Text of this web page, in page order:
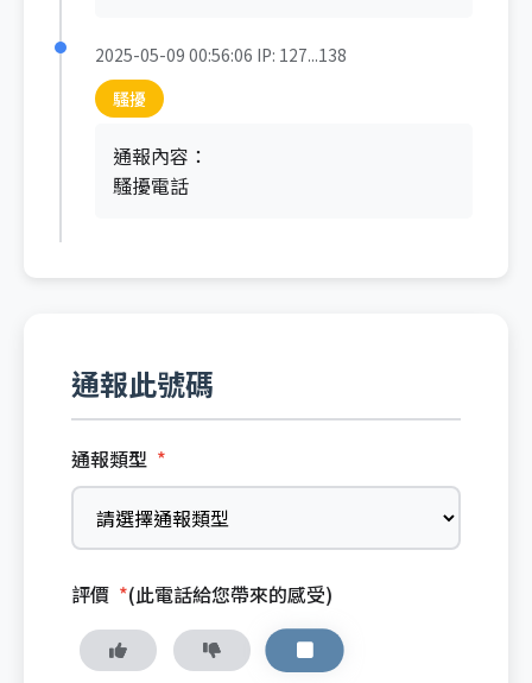
2025-05-09 00:56:06 IP: 127...138
騷擾
通報內容：
騷擾電話
通報此號碼
通報類型 *
評價 *(此電話給您帶來的感受)